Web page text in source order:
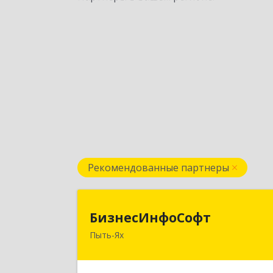
Рекомендованные партнеры
БизнесИнфоСофт
Пыть-Ях
БизнесИнфоСофт